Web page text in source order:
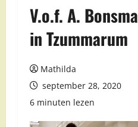
V.o.f. A. Bonsma
in Tzummarum
Mathilda
september 28, 2020
6 minuten lezen